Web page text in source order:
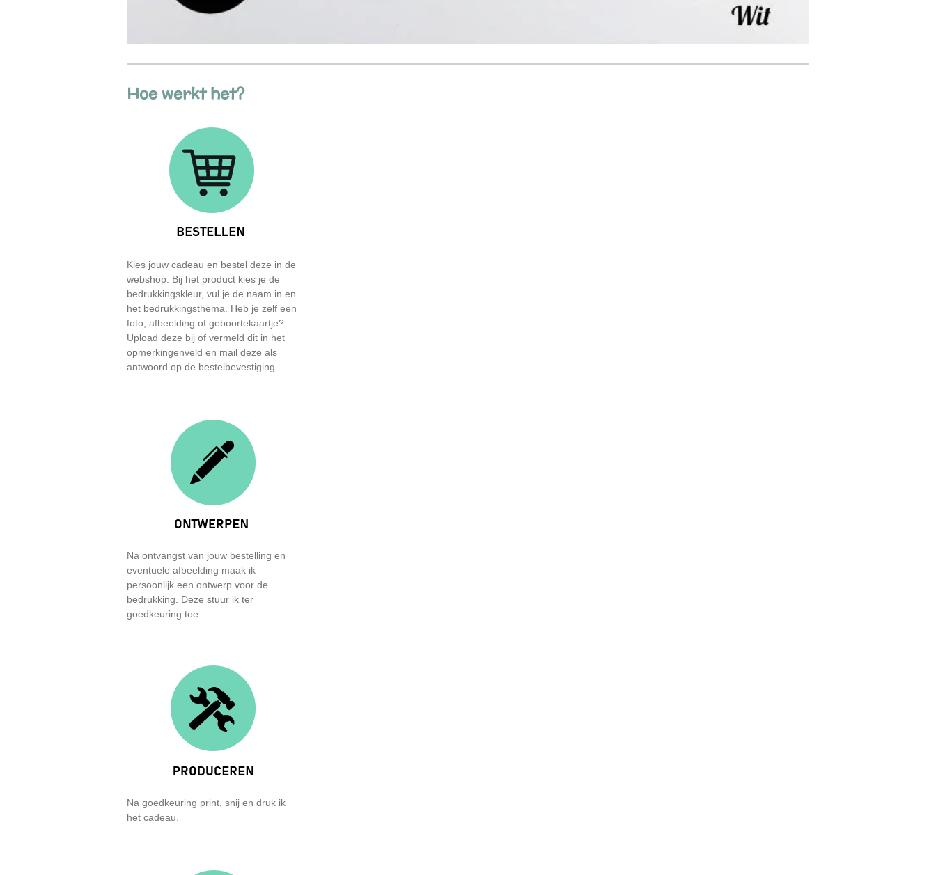
Hoe werkt het?
Kies jouw cadeau en bestel deze in de
webshop. Bij het product kies je de
bedrukkingskleur, vul je de naam in en
het bedrukkingsthema. Heb je zelf een
foto, afbeelding of geboortekaartje?
Upload deze bij of vermeld dit in het
opmerkingenveld en mail deze als
antwoord op de bestelbevestiging.
Na ontvangst van jouw bestelling en
eventuele afbeelding maak ik
persoonlijk een ontwerp voor de
bedrukking. Deze stuur ik ter
goedkeuring toe.
Na goedkeuring print, snij en druk ik
het cadeau.